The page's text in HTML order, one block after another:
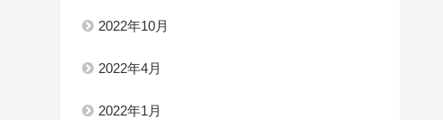
2022年10月
2022年4月
2022年1月